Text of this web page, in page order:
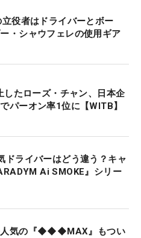
立役者はドライバーとボー
・シャウフェレの使用ギア
したローズ・チャン、日本企
パーオン率1位に【WITB】
ドライバーはどう違う？キャ
Ai SMOKE』シリー
人気の『◆◆◆MAX』もつい